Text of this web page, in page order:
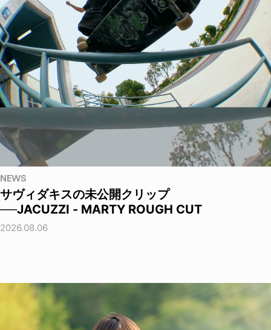
NEWS
サヴィダキスの未公開クリップ
──JACUZZI - MARTY ROUGH CUT
2026.08.06